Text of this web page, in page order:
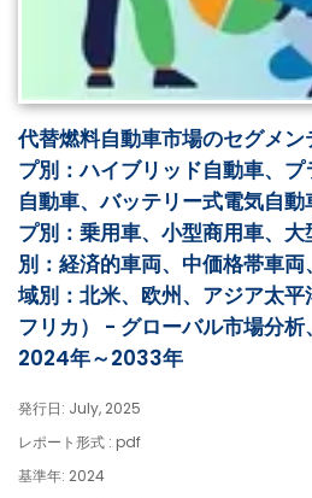
代替燃料自動車市場のセグメ
プ別：ハイブリッド自動車、
自動車、バッテリー式電気自
プ別：乗用車、小型商用車、
別：経済的車両、中価格帯車
域別：北米、欧州、アジア太
フリカ） - グローバル市場分析
2024年～2033年
発行日: July, 2025
レポート形式 : pdf
基準年: 2024